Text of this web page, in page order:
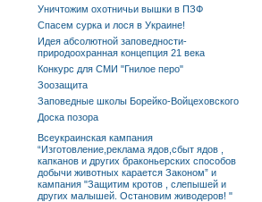
Уничтожим охотничьи вышки в ПЗФ
Спасем сурка и лося в Украине!
Идея абсолютной заповедности-
природоохранная концепция 21 века
Конкурс для СМИ "Гнилое перо"
Зоозащита
Заповедные школы Борейко-Войцеховского
Доска позора
Всеукраинская кампания
“Изготовление,реклама ядов,сбыт ядов ,
капканов и других браконьерских способов
добычи животных карается Законом” и
кампания "Защитим кротов , слепышей и
других малышей. Остановим живодеров! "